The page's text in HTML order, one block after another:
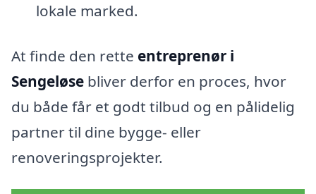
lokale marked.
At finde den rette entreprenør i
Sengeløse bliver derfor en proces, hvor
du både får et godt tilbud og en pålidelig
partner til dine bygge- eller
renoveringsprojekter.